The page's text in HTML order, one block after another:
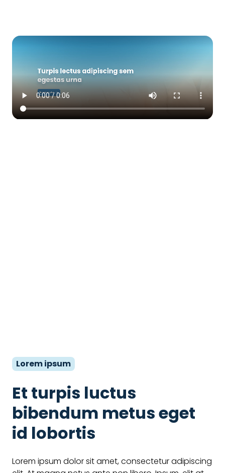
Lorem ipsum
Et turpis luctus
bibendum metus eget
id lobortis
Lorem ipsum dolor sit amet, consectetur adipiscing